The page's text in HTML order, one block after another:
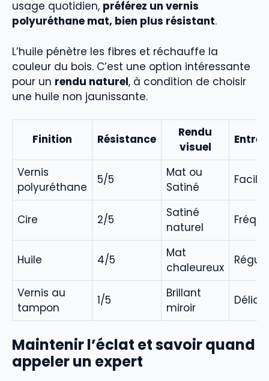
usage quotidien, préférez un vernis
polyuréthane mat, bien plus résistant.
L’huile pénètre les fibres et réchauffe la
couleur du bois. C’est une option intéressante
pour un rendu naturel, à condition de choisir
une huile non jaunissante.
Finition Résistance
Rendu
visuel
Vernis
polyuréthane
5/5
Mat ou
Satiné
Facile
Cire 2/5
Satiné
naturel
Huile 4/5
Mat
chaleureux
Vernis au
tampon
1/5
Brillant
miroir
Maintenir l’éclat et savoir quand
appeler un expert